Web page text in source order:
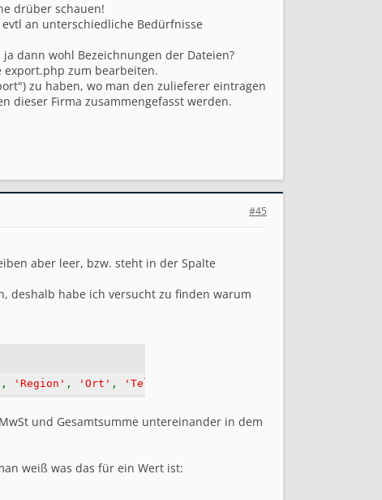
drüber schauen!
an unterschiedliche Bedürfnisse
dann wohl Bezeichnungen der Dateien?
export.php zum bearbeiten.
zu haben, wo man den zulieferer eintragen
dieser Firma zusammengefasst werden.
#45
aber leer, bzw. steht in der Spalte
deshalb habe ich versucht zu finden warum
, 'Region' , 'Ort' , 'Telefonnummer'
und Gesamtsumme untereinander in dem
weiß was das für ein Wert ist: